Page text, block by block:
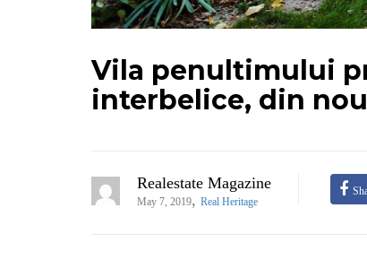
Vila penultimului
interbelice, din
Realestate Magazine
May 7, 2019, Real Heritage